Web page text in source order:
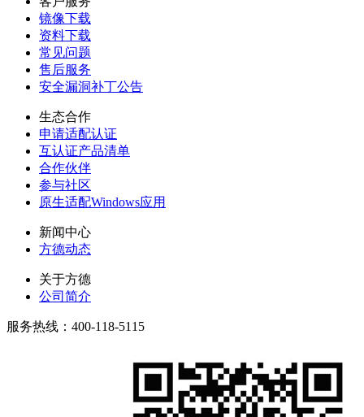
镜像下载
资料下载
常见问题
售后服务
安全漏洞补丁公告
生态合作
申请适配认证
互认证产品清单
合作伙伴
参与社区
原生适配Windows应用
新闻中心
方德动态
关于方德
公司简介
服务热线：400-118-5115